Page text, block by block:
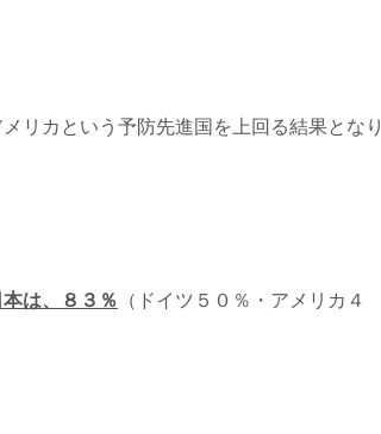
リカという予防先進国を上回る結果となり
は、８３％
（ドイツ５０％・アメリカ４